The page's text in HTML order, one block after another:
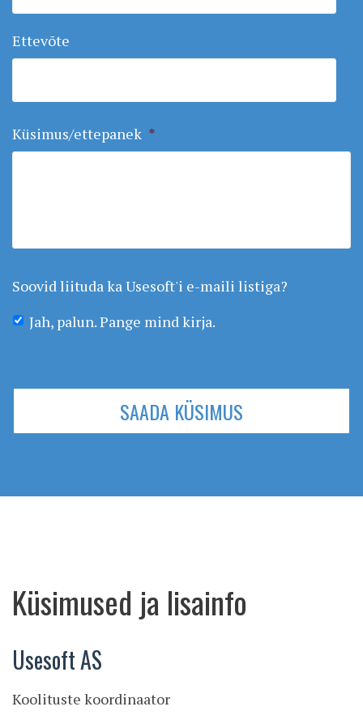
Ettevõte
Küsimus/ettepanek *
Soovid liituda ka Usesoft'i e-maili listiga?
Jah, palun. Pange mind kirja.
SAADA KÜSIMUS
Küsimused ja lisainfo
Usesoft AS
Koolituste koordinaator